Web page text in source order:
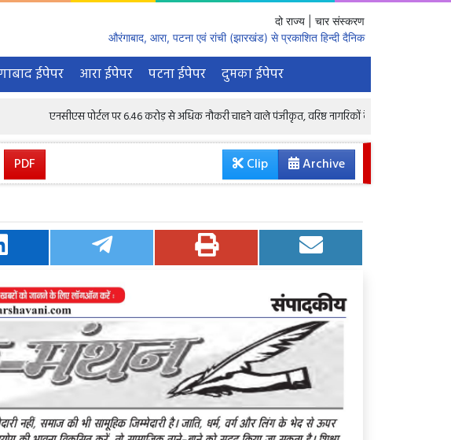
दो राज्य | चार संस्करण
औरंगाबाद, आरा, पटना एवं रांची (झारखंड) से प्रकाशित हिन्दी दैनिक
ईपेपर आरा ईपेपर पटना ईपेपर दुमका ईपेपर
एनसीएस पोर्टल पर 6.46 करोड़ से अधिक नौकरी चाहने वाले पंजीकृत, वरिष्ठ नागरिकों के लिए भी 1.68 लाख रिक्तियां :
PDF Archive
Clip